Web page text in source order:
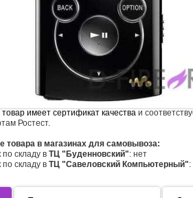
товар имеет сертификат качества и
Ростест.
товара в магазинах для самовывоза:
по складу в ТЦ "Буденновский": нет
по складу в ТЦ "Савеловский Компьютерный"